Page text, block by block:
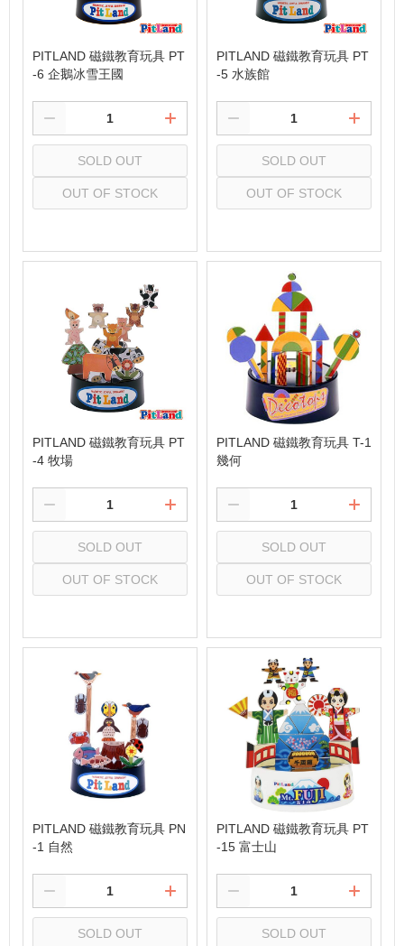
PITLAND 磁鐵教育玩具 PT
-6 企鵝冰雪王國
SOLD OUT
OUT OF STOCK
PITLAND 磁鐵教育玩具 PT
-5 水族館
SOLD OUT
OUT OF STOCK
PITLAND 磁鐵教育玩具 PT
-4 牧場
SOLD OUT
OUT OF STOCK
PITLAND 磁鐵教育玩具 T-1
幾何
SOLD OUT
OUT OF STOCK
PITLAND 磁鐵教育玩具 PN
-1 自然
SOLD OUT
PITLAND 磁鐵教育玩具 PT
-15 富士山
SOLD OUT